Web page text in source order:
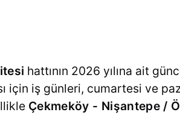
hattının 2026 yılına ait
için iş günleri, cumartesi ve
Çekmeköy - Nişantepe /